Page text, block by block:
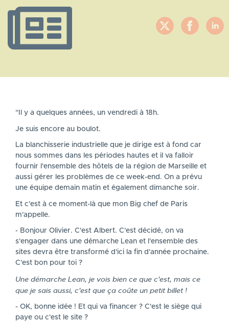
"Il y a quelques années, un vendredi à 18h.
Je suis encore au boulot.
La blanchisserie industrielle que je dirige est à fond car
nous sommes dans les périodes hautes et il va falloir
fournir l'ensemble des hôtels de la région de Marseille et
aussi gérer les problèmes de ce week-end. On a prévu
une équipe demain matin et également dimanche soir.
Et c'est à ce moment-là que mon Big chef de Paris
m'appelle.
- Bonjour Olivier. C'est Albert. C'est décidé, on va
s'engager dans une démarche Lean et l'ensemble des
sites devra être transformé d'ici la fin d'année prochaine.
C'est bon pour toi ?
Une démarche Lean, je vois bien ce que c'est, mais ce
que je sais aussi, c'est que ça coûte un petit billet !
- OK, bonne idée ! Et qui va financer ? C'est le siège qui
paye ou c'est le site ?